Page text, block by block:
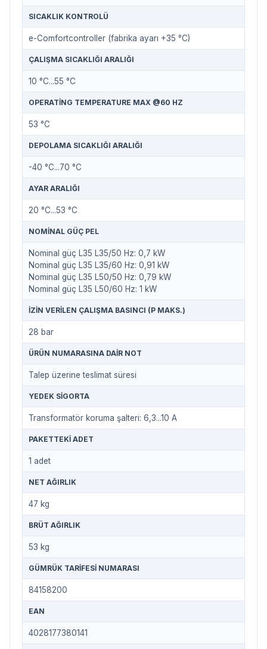
SICAKLIK KONTROLÜ
e-Comfortcontroller (fabrika ayarı +35 °C)
ÇALIŞMA SICAKLIĞI ARALIĞI
10 °C...55 °C
OPERATING TEMPERATURE MAX @60 HZ
53 °C
DEPOLAMA SICAKLIĞI ARALIĞI
-40 °C...70 °C
AYAR ARALIĞI
20 °C...53 °C
NOMINAL GÜÇ PEL
Nominal güç L35 L35/50 Hz: 0,7 kW
Nominal güç L35 L35/60 Hz: 0,91 kW
Nominal güç L35 L50/50 Hz: 0,79 kW
Nominal güç L35 L50/60 Hz: 1 kW
İZIN VERILEN ÇALIŞMA BASINCI (P MAKS.)
28 bar
ÜRÜN NUMARASINA DAIR NOT
Talep üzerine teslimat süresi
YEDEK SIGORTA
Transformatör koruma şalteri: 6,3...10 A
PAKETTEKI ADET
1 adet
NET AĞIRLIK
47 kg
BRÜT AĞIRLIK
53 kg
GÜMRÜK TARIFESI NUMARASI
84158200
EAN
4028177380141